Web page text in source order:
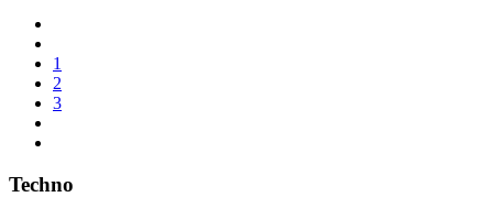
1
2
3
Techno